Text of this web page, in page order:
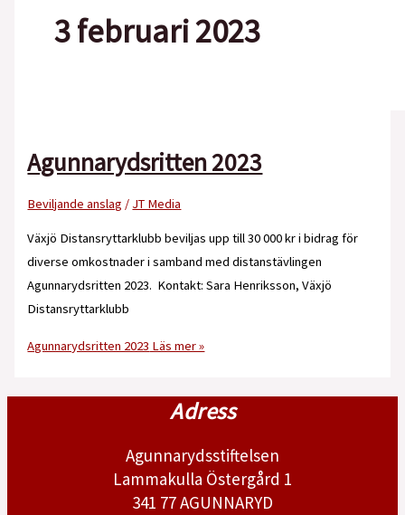
3 februari 2023
Agunnarydsritten 2023
Beviljande anslag / JT Media
Växjö Distansryttarklubb beviljas upp till 30 000 kr i bidrag för
diverse omkostnader i samband med distanstävlingen
Agunnarydsritten 2023. Kontakt: Sara Henriksson, Växjö
Distansryttarklubb
Agunnarydsritten 2023 Läs mer »
Adress
Agunnarydsstiftelsen
Lammakulla Östergård 1
341 77 AGUNNARYD